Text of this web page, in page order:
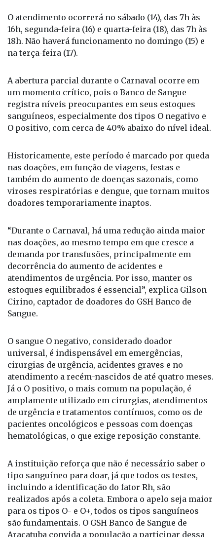
funcionará em dias alternados, reforçando que a
doação é rápida, segura, indolor e que ainda dá
tempo de aproveitar o descanso e as festividades.
16h, segunda-feira (16) e quarta-feira (18), das 7h às
18h. Não haverá funcionamento no domingo (15) e
na terça-feira (17).
A abertura parcial durante o Carnaval ocorre em
registra níveis preocupantes em seus estoques
sanguíneos, especialmente dos tipos O negativo e
O positivo, com cerca de 40% abaixo do nível ideal.
Historicamente, este período é marcado por queda
também do aumento de doenças sazonais, como
viroses respiratórias e dengue, que tornam muitos
doadores temporariamente inaptos.
“Durante o Carnaval, há uma redução ainda maior
nas doações, ao mesmo tempo em que cresce a
demanda por transfusões, principalmente em
decorrência do aumento de acidentes e
estoques equilibrados é essencial”, explica Gilson
Cirino, captador de doadores do GSH Banco de
Sangue.
O sangue O negativo, considerado doador
universal, é indispensável em emergências,
cirurgias de urgência, acidentes graves e no
atendimento a recém-nascidos de até quatro meses.
Já o O positivo, o mais comum na população, é
de urgência e tratamentos contínuos, como os de
pacientes oncológicos e pessoas com doenças
hematológicas, o que exige reposição constante.
A instituição reforça que não é necessário saber o
tipo sanguíneo para doar, já que todos os testes,
incluindo a identificação do fator Rh, são